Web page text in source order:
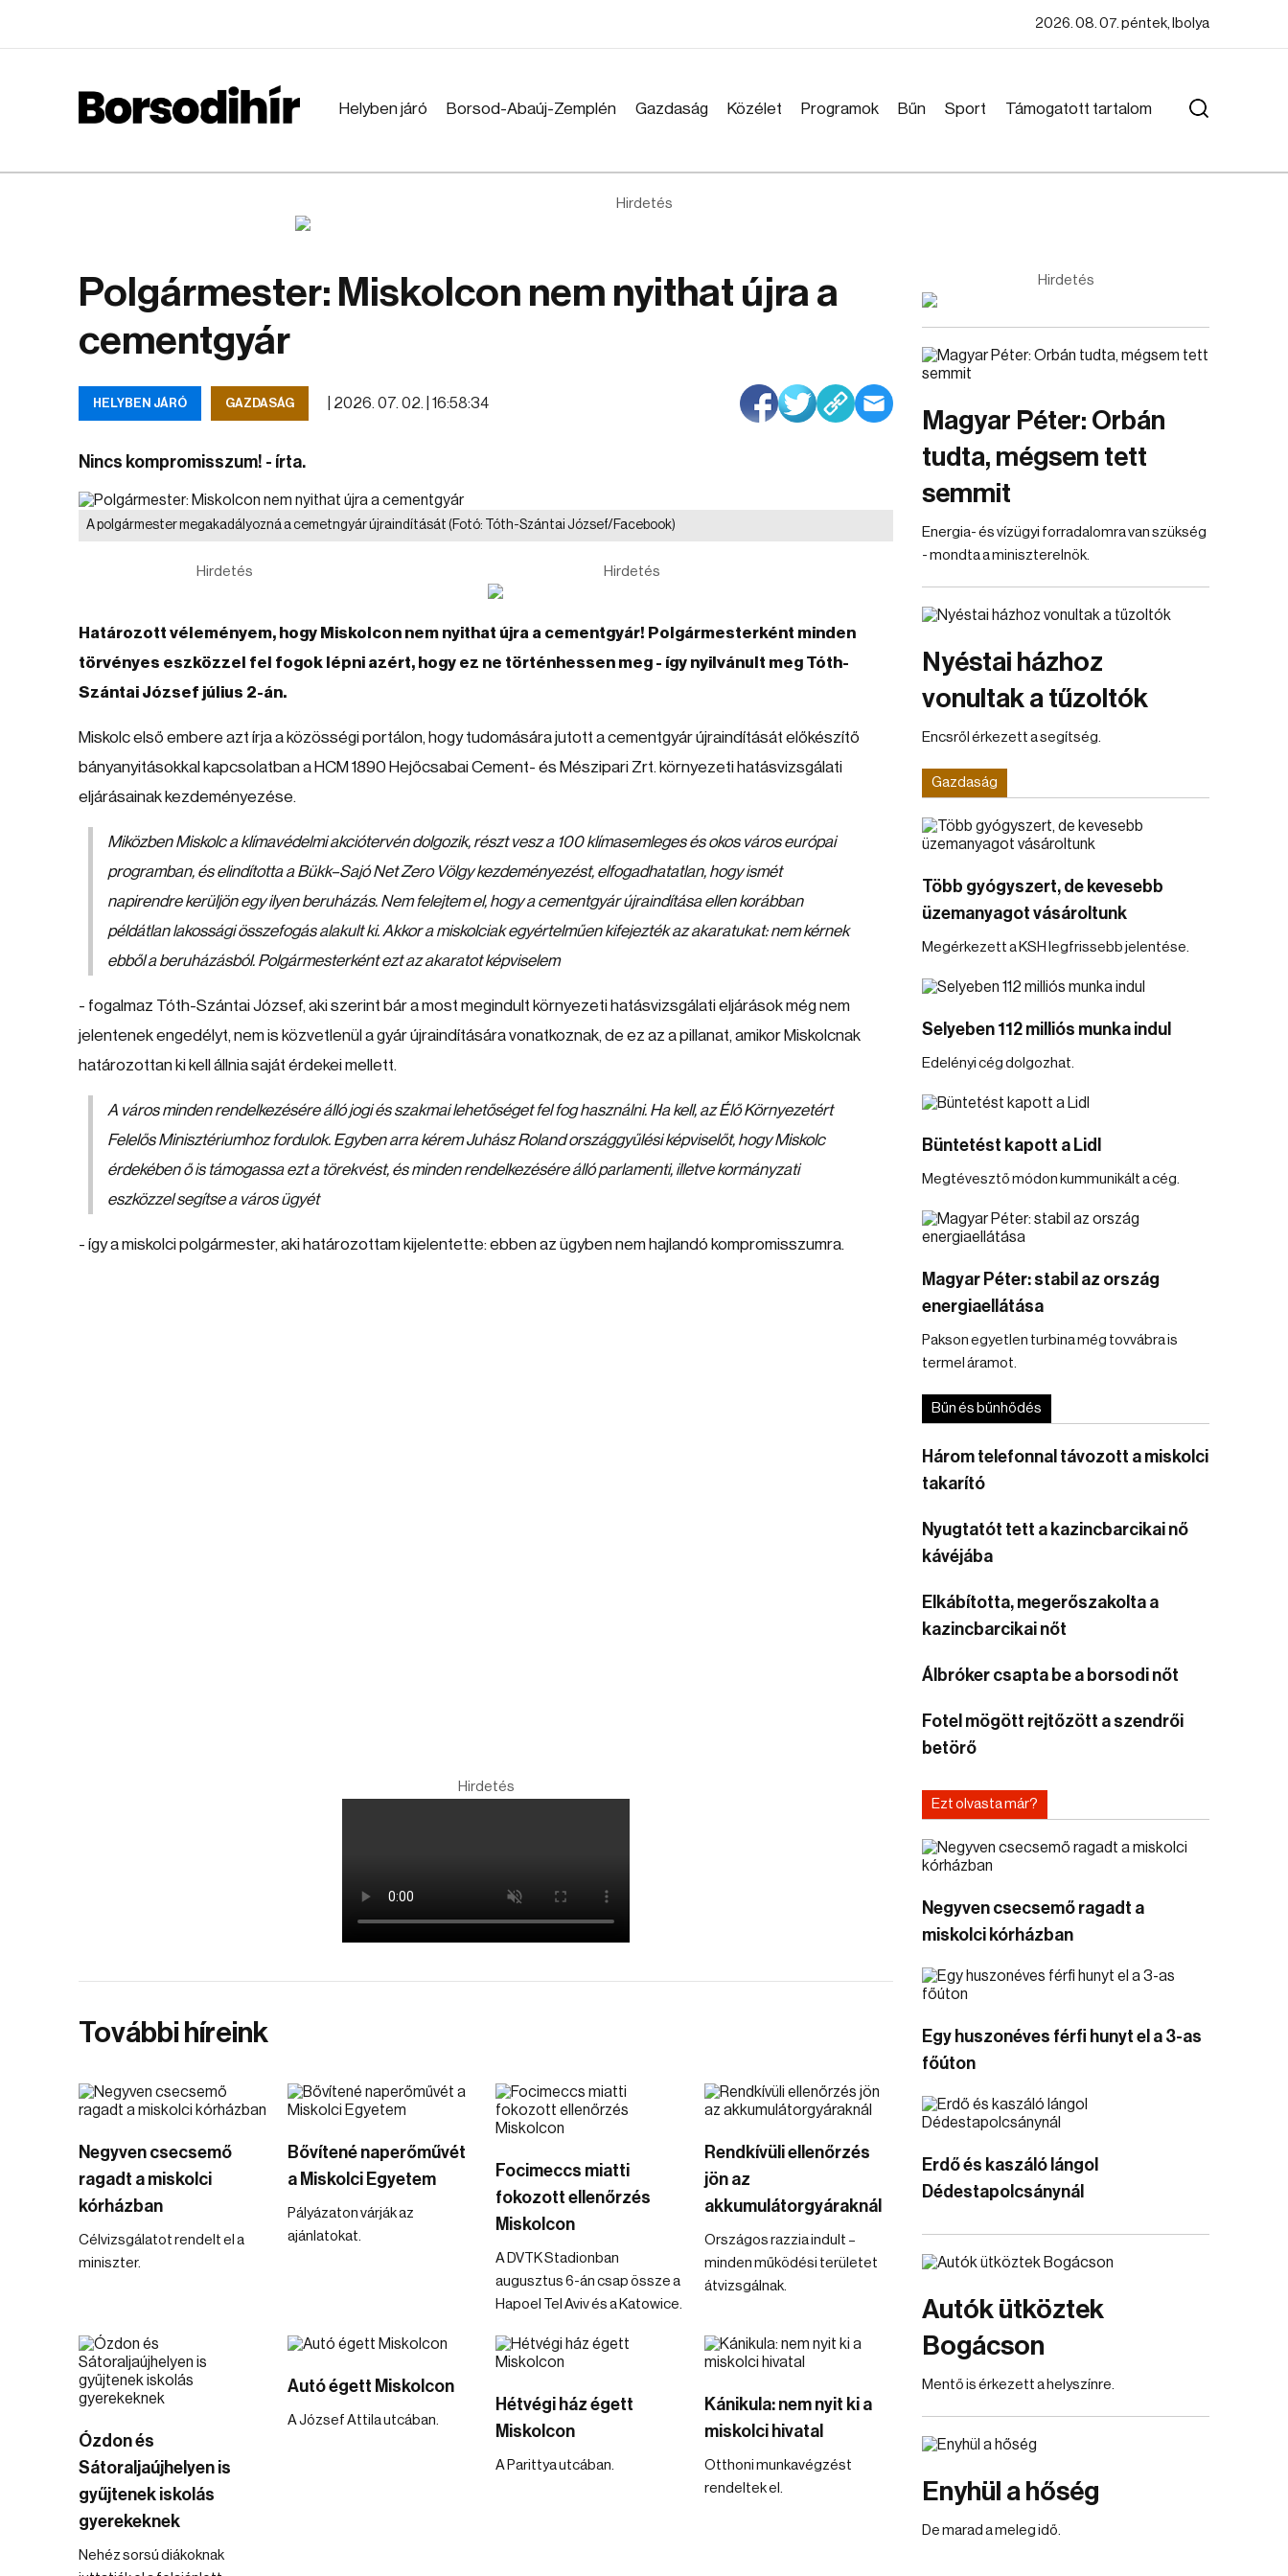
2026. 08. 07. péntek, Ibolya
Helyben járó Borsod-Abaúj-Zemplén Gazdaság Közélet Programok Bűn Sport Támogatott tartalom
Hirdetés
Polgármester: Miskolcon nem nyithat újra a
cementgyár
HELYBEN JÁRÓ GAZDASÁG 2026. 07. 02. | 16:58:34
Nincs kompromisszum! - írta.
A polgármester megakadályozná a cemetngyár újraindítását (Fotó: Tóth-Szántai József/Facebook)
Hirdetés Hirdetés
Határozott véleményem, hogy Miskolcon nem nyithat újra a cementgyár! Polgármesterként minden
törvényes eszközzel fel fogok lépni azért, hogy ez ne történhessen meg - így nyilvánult meg Tóth-
Szántai József július 2-án.
Miskolc első embere azt írja a közösségi portálon, hogy tudomására jutott a cementgyár újraindítását előkészítő
bányanyitásokkal kapcsolatban a HCM 1890 Hejőcsabai Cement- és Mészipari Zrt. környezeti hatásvizsgálati
eljárásainak kezdeményezése.
Miközben Miskolc a klímavédelmi akciótervén dolgozik, részt vesz a 100 klímasemleges és okos város európai
programban, és elindította a Bükk–Sajó Net Zero Völgy kezdeményezést, elfogadhatatlan, hogy ismét
napirendre kerüljön egy ilyen beruházás. Nem felejtem el, hogy a cementgyár újraindítása ellen korábban
példátlan lakossági összefogás alakult ki. Akkor a miskolciak egyértelműen kifejezték az akaratukat: nem kérnek
ebből a beruházásból. Polgármesterként ezt az akaratot képviselem
- fogalmaz Tóth-Szántai József, aki szerint bár a most megindult környezeti hatásvizsgálati eljárások még nem
jelentenek engedélyt, nem is közvetlenül a gyár újraindítására vonatkoznak, de ez az a pillanat, amikor Miskolcnak
határozottan ki kell állnia saját érdekei mellett.
A város minden rendelkezésére álló jogi és szakmai lehetőséget fel fog használni. Ha kell, az Élő Környezetért
Felelős Minisztériumhoz fordulok. Egyben arra kérem Juhász Roland országgyűlési képviselőt, hogy Miskolc
érdekében ő is támogassa ezt a törekvést, és minden rendelkezésére álló parlamenti, illetve kormányzati
eszközzel segítse a város ügyét
- így a miskolci polgármester, aki határozottam kijelentette: ebben az ügyben nem hajlandó kompromisszumra.
Hirdetés
További híreink
Negyven csecsemő
ragadt a miskolci
kórházban
Célvizsgálatot rendelt el a
miniszter.
Bővítené naperőművét
a Miskolci Egyetem
Pályázaton várják az
ajánlatokat.
Focimeccs miatti
fokozott ellenőrzés
Miskolcon
A DVTK Stadionban
augusztus 6-án csap össze a
Hapoel Tel Aviv és a Katowice.
Rendkívüli ellenőrzés
jön az
akkumulátorgyáraknál
Országos razzia indult –
minden működési területet
átvizsgálnak.
Ózdon és
Sátoraljaújhelyen is
gyűjtenek iskolás
gyerekeknek
Nehéz sorsú diákoknak
Autó égett Miskolcon
A József Attila utcában.
Hétvégi ház égett
Miskolcon
A Parittya utcában.
Kánikula: nem nyit ki a
miskolci hivatal
Otthoni munkavégzést
rendeltek el.
Hirdetés
Magyar Péter: Orbán
tudta, mégsem tett
semmit
Energia- és vízügyi forradalomra van szükség
- mondta a miniszterelnök.
Nyéstai házhoz
vonultak a tűzoltók
Encsről érkezett a segítség.
Gazdaság
Több gyógyszert, de kevesebb
üzemanyagot vásároltunk
Megérkezett a KSH legfrissebb jelentése.
Selyeben 112 milliós munka indul
Edelényi cég dolgozhat.
Büntetést kapott a Lidl
Megtévesztő módon kummunikált a cég.
Magyar Péter: stabil az ország
energiaellátása
Pakson egyetlen turbina még tovvábra is
termel áramot.
Bűn és bűnhődés
Három telefonnal távozott a miskolci
takarító
Nyugtatót tett a kazincbarcikai nő
kávéjába
Elkábította, megerőszakolta a
kazincbarcikai nőt
Álbróker csapta be a borsodi nőt
Fotel mögött rejtőzött a szendrői
betörő
Ezt olvasta már?
Negyven csecsemő ragadt a
miskolci kórházban
Egy huszonéves férfi hunyt el a 3-as
főúton
Erdő és kaszáló lángol
Dédestapolcsánynál
Autók ütköztek
Bogácson
Mentő is érkezett a helyszínre.
Enyhül a hőség
De marad a meleg idő.